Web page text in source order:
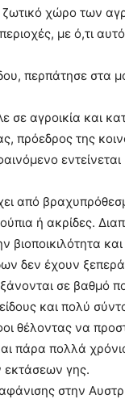
χώρο των
με ό,τι αυτό
περπάτησε στα
αγροικία και
πρόεδρος της
από
ή ακρίδες.
βιοποικιλότητα
δεν έχουν
σε βαθμό
και πολύ
θέλοντας να
πάρα πολλά
γης.
στην